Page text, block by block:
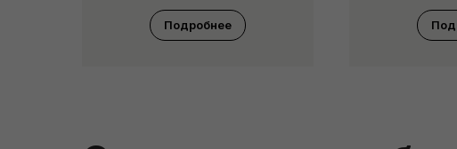
Подробнее